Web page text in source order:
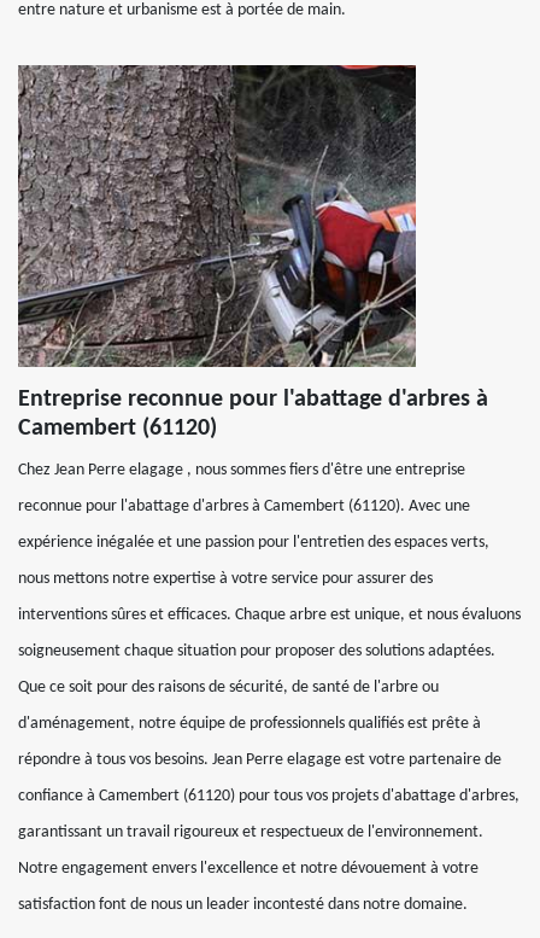
entre nature et urbanisme est à portée de main.
Entreprise reconnue pour l'abattage d'arbres à
Camembert (61120)
Chez Jean Perre elagage , nous sommes fiers d'être une entreprise
reconnue pour l'abattage d'arbres à Camembert (61120). Avec une
expérience inégalée et une passion pour l'entretien des espaces verts,
nous mettons notre expertise à votre service pour assurer des
interventions sûres et efficaces. Chaque arbre est unique, et nous évaluons
soigneusement chaque situation pour proposer des solutions adaptées.
Que ce soit pour des raisons de sécurité, de santé de l'arbre ou
d'aménagement, notre équipe de professionnels qualifiés est prête à
répondre à tous vos besoins. Jean Perre elagage est votre partenaire de
confiance à Camembert (61120) pour tous vos projets d'abattage d'arbres,
garantissant un travail rigoureux et respectueux de l'environnement.
Notre engagement envers l'excellence et notre dévouement à votre
satisfaction font de nous un leader incontesté dans notre domaine.